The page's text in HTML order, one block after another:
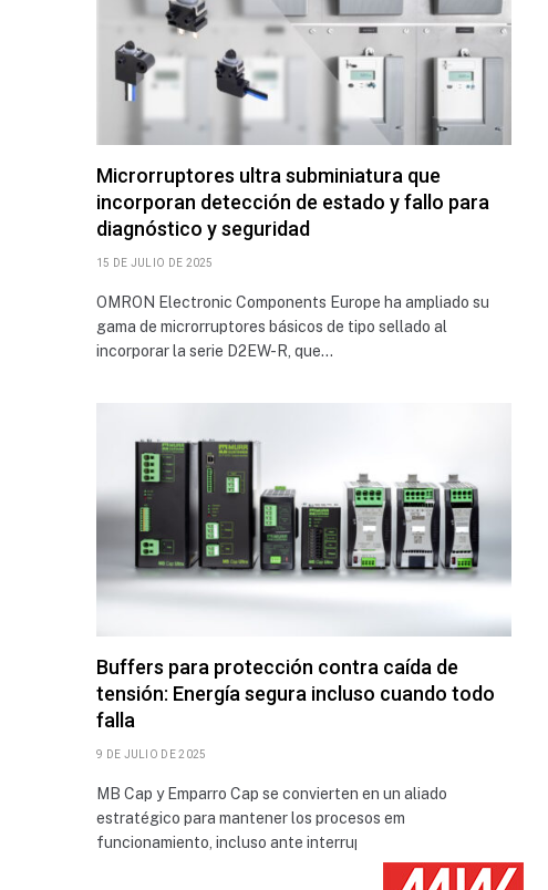
Microrruptores ultra subminiatura que
incorporan detección de estado y fallo para
diagnóstico y seguridad
15 DE JULIO DE 2025
OMRON Electronic Components Europe ha ampliado su
gama de microrruptores básicos de tipo sellado al
incorporar la serie D2EW-R, que…
Buffers para protección contra caída de
tensión: Energía segura incluso cuando todo
falla
9 DE JULIO DE 2025
MB Cap y Emparro Cap se convierten en un aliado
estratégico para mantener los procesos em
funcionamiento, incluso ante interrupciones…